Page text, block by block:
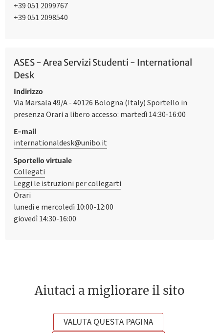
+39 051 2099767
+39 051 2098540
ASES - Area Servizi Studenti - International
Desk
Indirizzo
Via Marsala 49/A - 40126 Bologna (Italy) Sportello in
presenza Orari a libero accesso: martedì 14:30-16:00
E-mail
internationaldesk@unibo.it
Sportello virtuale
Collegati
Leggi le istruzioni per collegarti
Orari
lunedì e mercoledì 10:00-12:00
giovedì 14:30-16:00
Aiutaci a migliorare il sito
VALUTA QUESTA PAGINA